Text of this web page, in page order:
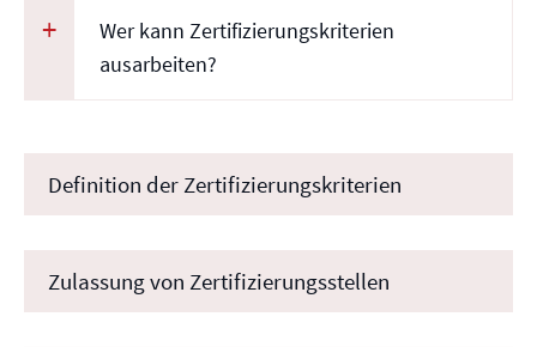
Wer kann Zertifizierungskriterien
ausarbeiten?
Definition der Zertifizierungskriterien
Zulassung von Zertifizierungsstellen